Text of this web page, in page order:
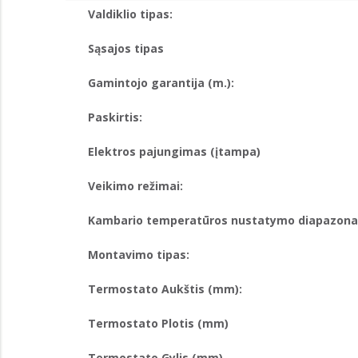
Valdiklio tipas:
Sąsajos tipas
Gamintojo garantija (m.):
Paskirtis:
Elektros pajungimas (įtampa)
Veikimo režimai:
Kambario temperatūros nustatymo
Montavimo tipas:
Termostato Aukštis (mm):
Termostato Plotis (mm)